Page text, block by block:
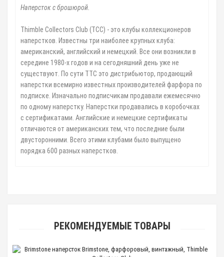
Наперсток с брошюрой.
Thimble Collectors Club (TCC) - это клубы коллекционеров
наперстков. Известны три наиболее крупных клуба:
американский, английский и немецкий. Все они возникли в
середине 1980-х годов и на сегодняшний день уже не
существуют. По сути TTC это дистрибьютор, продающий
наперстки всемирно известных производителей фарфора по
подписке. Изначально подписчикам продавали ежемесячно
по одному наперстку. Наперстки продавались в коробочках
с сертификатами. Английские и немецкие сертификаты
отличаются от американских тем, что последние были
двусторонними. Всего этими клубами было выпущено
порядка 600 разных наперстков.
РЕКОМЕНДУЕМЫЕ ТОВАРЫ